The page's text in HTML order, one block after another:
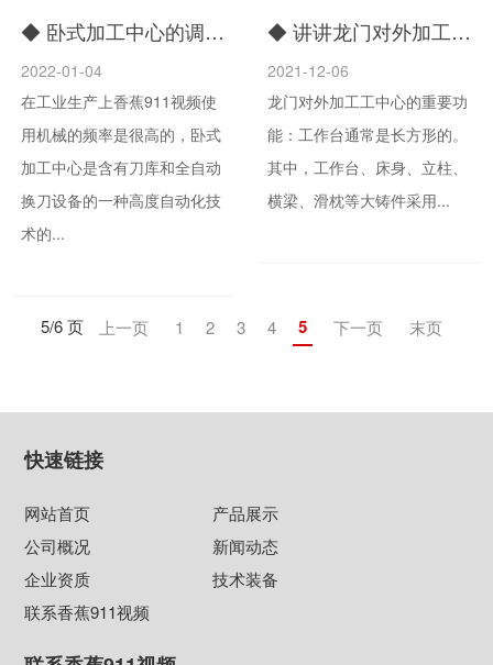
◆ 卧式加工中心的调试有哪些方法
2022-01-04
在工业生产上香蕉911视频使
用机械的频率是很高的，卧式
加工中心是含有刀库和全自动
换刀设备的一种高度自动化技
术的...
◆ 讲讲龙门对外加工中心的重要功能
2021-12-06
龙门对外加工工中心的重要功
能：工作台通常是长方形的。
其中，工作台、床身、立柱、
横梁、滑枕等大铸件采用...
5/6 页 上一页 1 2 3 4 5 下一页 末页
快速链接
网站首页
产品展示
公司概况
新闻动态
企业资质
技术装备
联系香蕉911视频